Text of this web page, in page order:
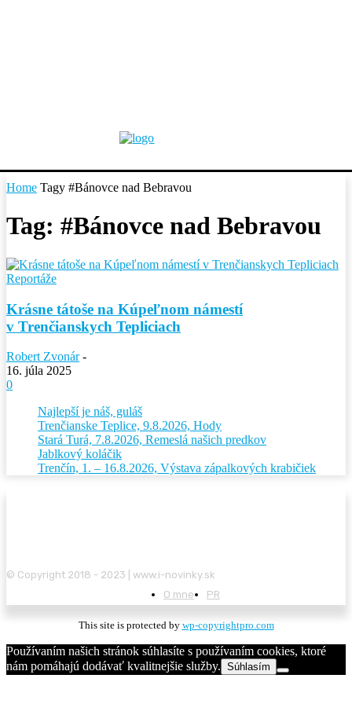
Home Tagy #Bánovce nad Bebravou
Tag: #Bánovce nad Bebravou
Reportáže
Krásne tátoše na Kúpeľnom námestí
v Trenčianskych Tepliciach
Robert Zvonár -
16. júla 2025
0
Najlepší je náš, guláš
Trenčianske Teplice, 9.8.2026, Hody
Stará Turá, 7.8.2026, Remeslá našich predkov
Jablkový koláčik
Trenčín, 1. – 16.8.2026, Výstava zápalkových krabičiek
© Copyright 2018 - 2023 | www.i-novinky.sk
O mne
PR
This site is protected by wp-copyrightpro.com
Používaním našich stránok súhlasíte s používaním cookies, ktoré
nám pomáhajú dodávať kvalitnejšie služby. Súhlasím